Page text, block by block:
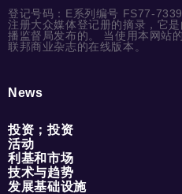
登记号码：E系列编号 FS77-
注册大众媒体登记册的摘录，它
播监督局发布的。 当使用本网站
联邦商业杂志的在线版本。
News
投资；投资
活动
利基和市场
技术与趋势
发展基础设施